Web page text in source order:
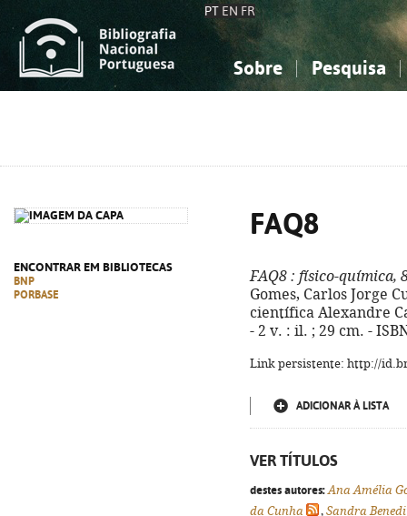
PT EN FR
Sobre Pesquisa
ENCONTRAR EM BIBLIOTECAS
BNP
PORBASE
FAQ8
FAQ8 : físico-química,
Gomes, Carlos Jorge
científica Alexandre
- 2 v. : il. ; 29 cm. -
Link persistente: http://
ADICIONAR À LISTA
VER TÍTULOS
destes autores: Ana Amélia
da Cunha
, Sandra